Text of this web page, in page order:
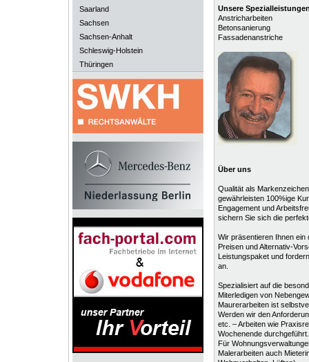
Saarland
Sachsen
Sachsen-Anhalt
Schleswig-Holstein
Thüringen
Unsere
Anstricharbeiten
Betonsanierung
Fassadenanstriche
Über uns
Qualität als
gewährleisten 100%ige
Engagement und
sichern Sie sich die
Wir präsentieren Ihnen ein
Preisen und Alternativ-
Leistungspaket und
an.
Spezialisiert auf die
Miterledigen von
Maurerarbeiten ist
Werden wir den
etc. – Arbeiten wie
Wochenende durchgeführt.
Für
Malerarbeiten auch